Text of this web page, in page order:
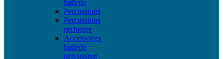
batterie
Percussions
Percussions
orchestre
Accessoires
batterie
percussion